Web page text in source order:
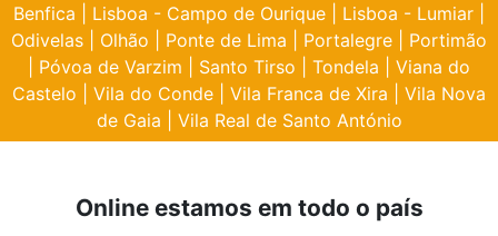
Benfica
Lisboa - Campo de Ourique Lisboa - Lumiar
Odivelas
Olhão Ponte de Lima Portalegre
Portimão
Póvoa de Varzim Santo Tirso Tondela
Viana do
Castelo
Vila do Conde Vila Franca de Xira
Vila Nova
de Gaia
Vila Real de Santo António
Online estamos em todo o país